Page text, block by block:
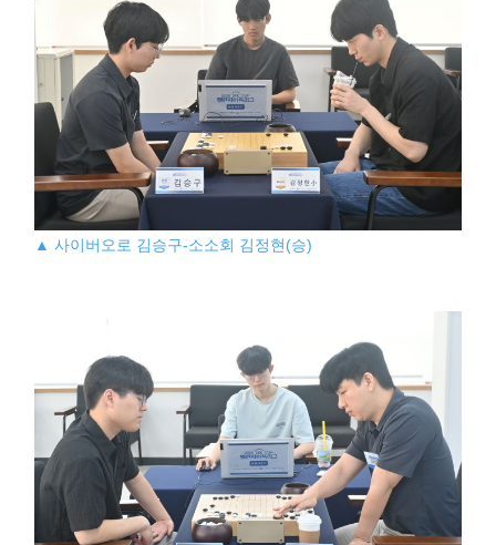
▲ 사이버오로 김승구-소소회 김정현(승)